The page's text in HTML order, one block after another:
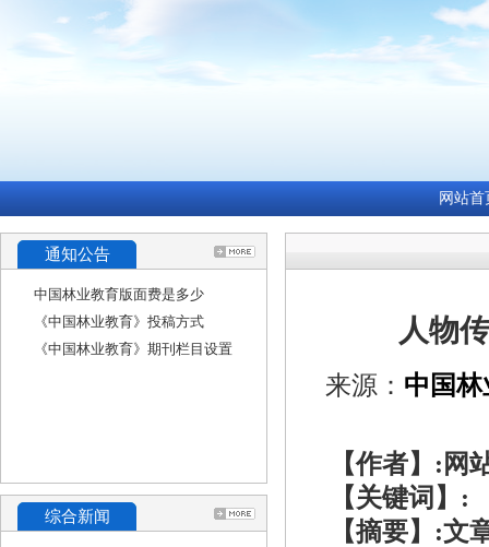
网站首
通知公告
中国林业教育版面费是多少
《中国林业教育》投稿方式
《中国林业教育》期刊栏目设置
综合新闻
人物
来源： 中国
【作者】:网
【关键词】:
【摘要】:文